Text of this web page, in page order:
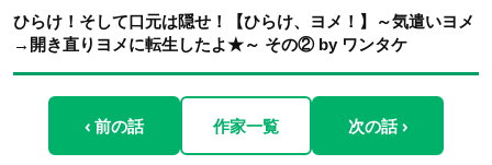
ひらけ！そして口元は隠せ！【ひらけ、ヨメ！】～気遣いヨメ
→開き直りヨメに転生したよ★～ その② by ワンタケ
‹ 前の話 作家一覧 次の話 ›